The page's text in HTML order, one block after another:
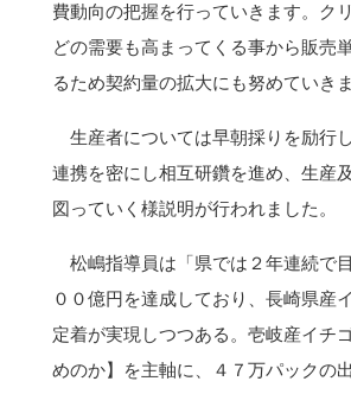
費動向の把握を行っていきます。ク
どの需要も高まってくる事から販売
るため契約量の拡大にも努めていきま
生産者については早朝採りを励行
連携を密にし相互研鑽を進め、生産
図っていく様説明が行われました。
松嶋指導員は「県では２年連続で
００億円を達成しており、長崎県産
定着が実現しつつある。壱岐産イチ
めのか】を主軸に、４７万パックの